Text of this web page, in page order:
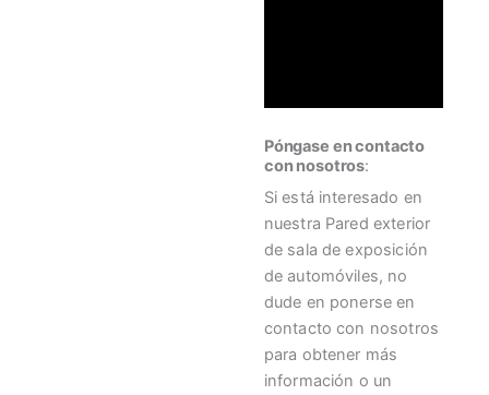
Póngase en contacto
con nosotros:
Si está interesado en
nuestra Pared exterior
de sala de exposición
de automóviles, no
dude en ponerse en
contacto con nosotros
para obtener más
información o un